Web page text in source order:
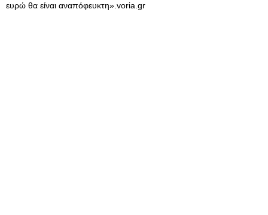
ευρώ θα είναι αναπόφευκτη».voria.gr